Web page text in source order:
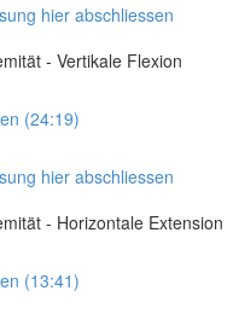
hier abschliessen
- Vertikale Flexion
(24:19)
hier abschliessen
- Horizontale Extension
(13:41)